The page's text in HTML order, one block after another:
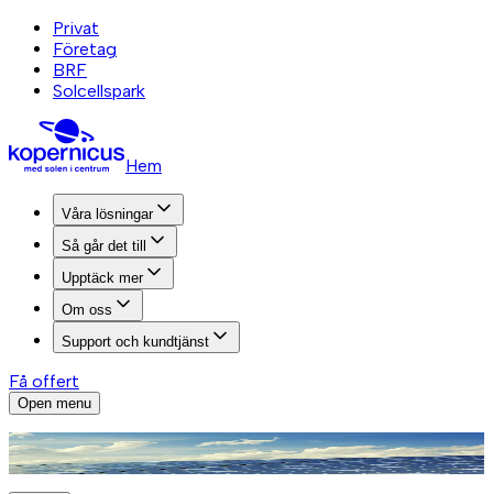
Privat
Företag
BRF
Solcellspark
Hem
Våra lösningar
Så går det till
Upptäck mer
Om oss
Support och kundtjänst
Få offert
Open menu